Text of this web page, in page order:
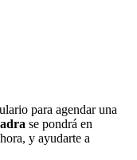
para agendar una
se pondrá en
y ayudarte a